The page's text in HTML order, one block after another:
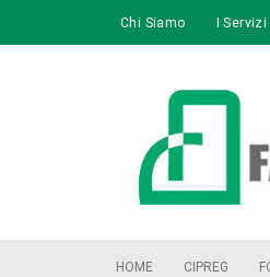
Chi Siamo I Servizi
HOME CIPREG